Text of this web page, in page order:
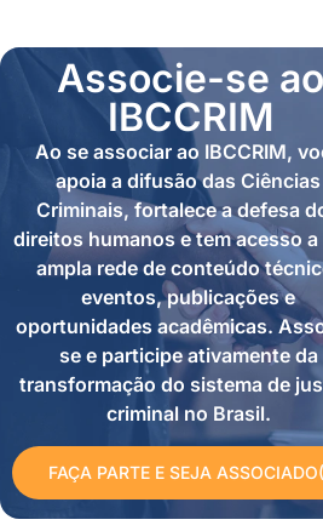
Associe-se ao
IBCCRIM
Ao se associar ao IBCCRIM,
apoia a difusão das Ciências
Criminais, fortalece a defesa
direitos humanos e tem acesso a
ampla rede de conteúdo
eventos, publicações e
oportunidades acadêmicas.
se e participe ativamente da
transformação do sistema de
criminal no Brasil.
FAÇA PARTE E SEJA